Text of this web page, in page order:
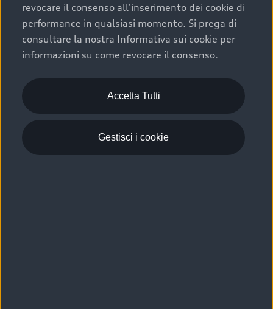
Acquistare un’auto usata in una Concessionaria ufficiale
Audi che offre l’usato garantito tramite Audi Prima
Scelta :plus, significa affidarsi ad un prodotto che viene
sottoposto a 110 controlli approfonditi e coperto da
garanzia fino a 4 anni per una maggiore tutela del tuo
acquisto.
revocare il consenso all'inserimento dei cookie di
performance in qualsiasi momento. Si prega di
consultare la nostra Informativa sui cookie per
informazioni su come revocare il consenso.
Accetta Tutti
Gestisci i cookie